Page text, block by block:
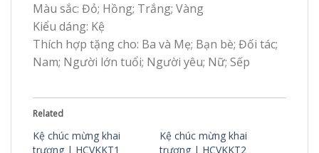
Màu sắc: Đỏ; Hồng; Trắng; Vàng
Kiểu dáng: Kệ
Thích hợp tặng cho: Ba và Mẹ; Bạn bè; Đối tác;
Nam; Người lớn tuổi; Người yêu; Nữ; Sếp
Related
Kệ chúc mừng khai
trương | HCVKKT1
Kệ chúc mừng khai
trương | HCVKKT2